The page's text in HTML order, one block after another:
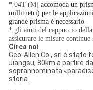
* 04T (M) accomoda un
millimetri) per le
grande prisma è necessario
* gli aiuti del cappuccio
assicurare le misure
Circa noi
Geo-Allen Co., srl è stato
Jiangsu, 80km a partire
soprannominata
storia.